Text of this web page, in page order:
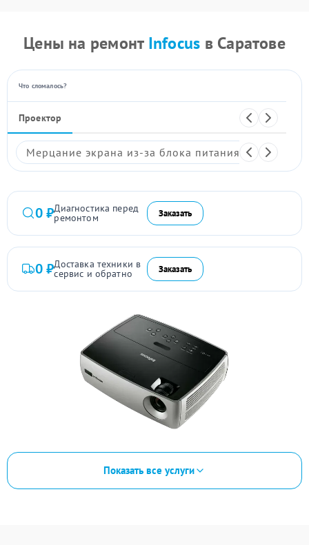
Цены на ремонт Infocus в Саратове
Что сломалось?
Проектор
Мерцание экрана из-за блока питания
0 ₽Диагностика перед
ремонтом Заказать
0 ₽Доставка техники в
сервис и обратно Заказать
Показать все услуги